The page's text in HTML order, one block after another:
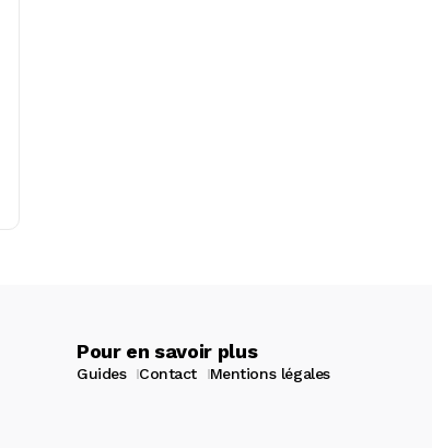
Pour en savoir plus
Guides Contact Mentions légales